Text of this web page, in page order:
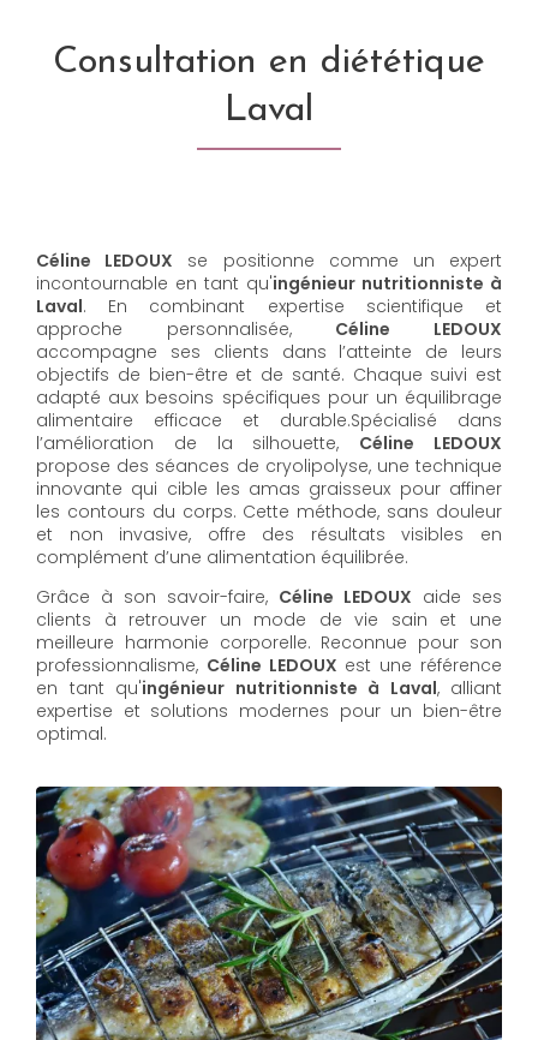
Consultation en diététique
Laval
Céline LEDOUX se positionne comme un expert
incontournable en tant qu'ingénieur nutritionniste à
Laval. En combinant expertise scientifique et
approche personnalisée, Céline LEDOUX
accompagne ses clients dans l’atteinte de leurs
objectifs de bien-être et de santé. Chaque suivi est
adapté aux besoins spécifiques pour un équilibrage
alimentaire efficace et durable.Spécialisé dans
l’amélioration de la silhouette, Céline LEDOUX
propose des séances de cryolipolyse, une technique
innovante qui cible les amas graisseux pour affiner
les contours du corps. Cette méthode, sans douleur
et non invasive, offre des résultats visibles en
complément d’une alimentation équilibrée.
Grâce à son savoir-faire, Céline LEDOUX aide ses
clients à retrouver un mode de vie sain et une
meilleure harmonie corporelle. Reconnue pour son
professionnalisme, Céline LEDOUX est une référence
en tant qu'ingénieur nutritionniste à Laval, alliant
expertise et solutions modernes pour un bien-être
optimal.